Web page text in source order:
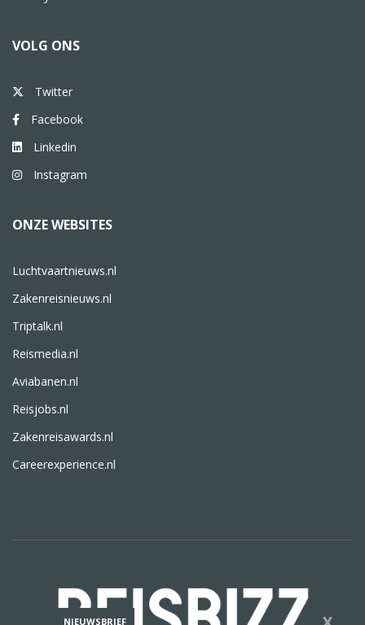
VOLG ONS
Twitter
Facebook
Linkedin
Instagram
ONZE WEBSITES
Luchtvaartnieuws.nl
Zakenreisnieuws.nl
Triptalk.nl
Reismedia.nl
Aviabanen.nl
Reisjobs.nl
Zakenreisawards.nl
Careerexperience.nl
NIEUWSBRIEF